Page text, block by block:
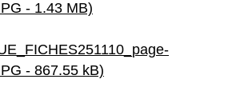
- 1.43 MB)
- 867.55 kB)